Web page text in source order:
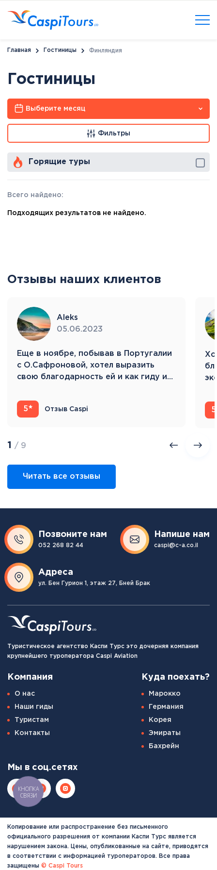
Главная Гостиницы Финляндия
Гостиницы
Выберите месяц
Фильтры
Горящие туры
Всего найдено:
Подходящих результатов не найдено.
Отзывы наших клиентов
Aleks
05.06.2023
Eще в ноябре, побывав в Португалии
с О.Сафроновой, хотел выразить
свою благодарность ей и как гиду и…
5 Отзыв Caspi 5
1 / 9
Читать все отзывы
Позвоните нам
052 268 82 44
Напише нам
caspi@c-a.co.il
Адреса
ул. Бен Гурион 1, этаж 27, Бней Брак
Туристическое агентство Каспи Турс это дочерняя компания
крупнейшего туроператора Caspi Aviation
Компания
О нас
Наши гиды
Туристам
Контакты
Куда поехать?
Марокко
Германия
Корея
Эмираты
Бахрейн
Мы в соц.сетях
Копирование или распространение без письменного
официального разрешения от компании Каспи Турс является
нарушением закона. Цены, опубликованные на сайте, приводятся
в соответствии с информацией туроператоров. Все права
защищены © Caspi Tours
КНОПКА
СВЯЗИ